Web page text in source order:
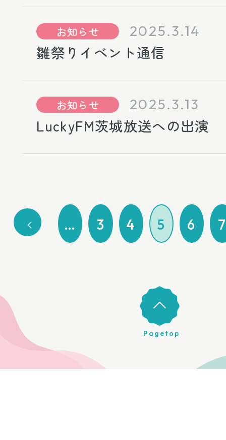
お知らせ 2025.3.14
雛祭りイベント通信
お知らせ 2025.3.13
LuckyFM茨城放送への出演
… 3 4 5 6
Pagetop